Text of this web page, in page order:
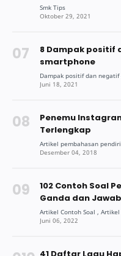
8 Dampak positif
smartphone
Penemu
Terlengkap
102 Contoh Soal
Ganda dan
41 Daftar Lagu